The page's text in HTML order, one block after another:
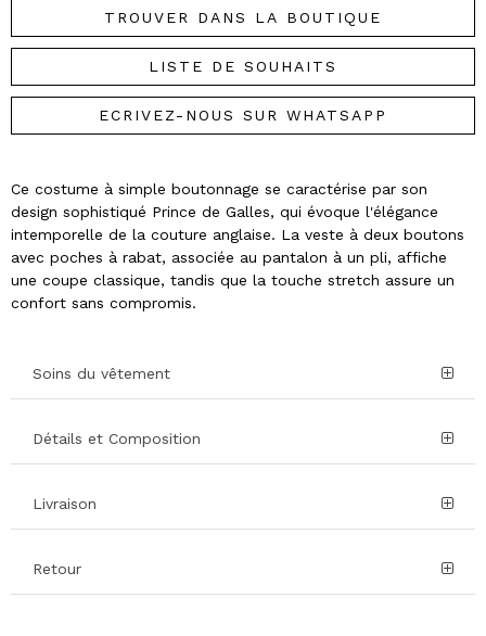
TROUVER DANS LA BOUTIQUE
LISTE DE SOUHAITS
ECRIVEZ-NOUS SUR WHATSAPP
Ce costume à simple boutonnage se caractérise par son
design sophistiqué Prince de Galles, qui évoque l'élégance
intemporelle de la couture anglaise. La veste à deux boutons
avec poches à rabat, associée au pantalon à un pli, affiche
une coupe classique, tandis que la touche stretch assure un
confort sans compromis.
Soins du vêtement
Détails et Composition
Livraison
Retour